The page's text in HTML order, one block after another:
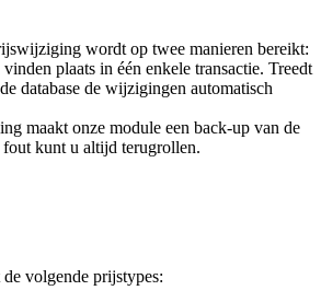
wordt op twee manieren bereikt:
plaats in één enkele transactie. Treedt
database de wijzigingen automatisch
maakt onze module een back-up van de
kunt u altijd terugrollen.
volgende prijstypes: